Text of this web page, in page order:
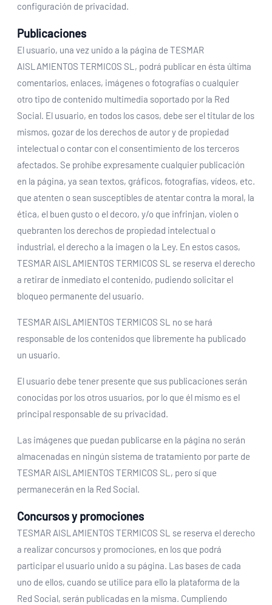
configuración de privacidad.
Publicaciones
El usuario, una vez unido a la página de TESMAR
AISLAMIENTOS TERMICOS SL, podrá publicar en ésta última
comentarios, enlaces, imágenes o fotografías o cualquier
otro tipo de contenido multimedia soportado por la Red
Social. El usuario, en todos los casos, debe ser el titular de los
mismos, gozar de los derechos de autor y de propiedad
intelectual o contar con el consentimiento de los terceros
afectados. Se prohíbe expresamente cualquier publicación
en la página, ya sean textos, gráficos, fotografías, vídeos, etc.
que atenten o sean susceptibles de atentar contra la moral, la
ética, el buen gusto o el decoro, y/o que infrinjan, violen o
quebranten los derechos de propiedad intelectual o
industrial, el derecho a la imagen o la Ley. En estos casos,
TESMAR AISLAMIENTOS TERMICOS SL se reserva el derecho
a retirar de inmediato el contenido, pudiendo solicitar el
bloqueo permanente del usuario.
TESMAR AISLAMIENTOS TERMICOS SL no se hará
responsable de los contenidos que libremente ha publicado
un usuario.
El usuario debe tener presente que sus publicaciones serán
conocidas por los otros usuarios, por lo que él mismo es el
principal responsable de su privacidad.
Las imágenes que puedan publicarse en la página no serán
almacenadas en ningún sistema de tratamiento por parte de
TESMAR AISLAMIENTOS TERMICOS SL, pero sí que
permanecerán en la Red Social.
Concursos y promociones
TESMAR AISLAMIENTOS TERMICOS SL se reserva el derecho
a realizar concursos y promociones, en los que podrá
participar el usuario unido a su página. Las bases de cada
uno de ellos, cuando se utilice para ello la plataforma de la
Red Social, serán publicadas en la misma. Cumpliendo